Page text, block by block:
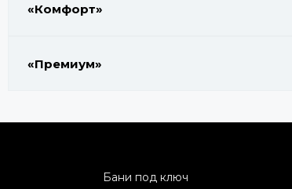
«Комфорт»
«Премиум»
Бани под ключ